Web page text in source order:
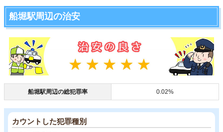
船堀駅周辺の治安
船堀駅周辺の総犯罪率 0.02%
カウントした犯罪種別